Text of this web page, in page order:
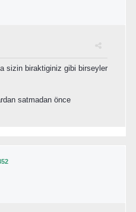
sizin biraktiginiz gibi birseyler
satmadan önce